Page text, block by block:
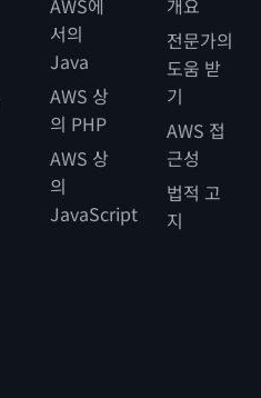
AWS에
서의
Java
AWS 상
의 PHP
AWS 상
의
JavaScript
개요
전문가의
도움 받
기
AWS 접
근성
법적 고
지